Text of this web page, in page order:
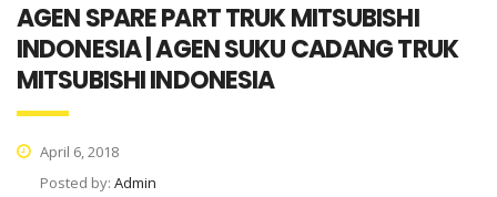
AGEN SPARE PART TRUK MITSUBISHI
INDONESIA | AGEN SUKU CADANG TRUK
MITSUBISHI INDONESIA
April 6, 2018
Posted by: Admin